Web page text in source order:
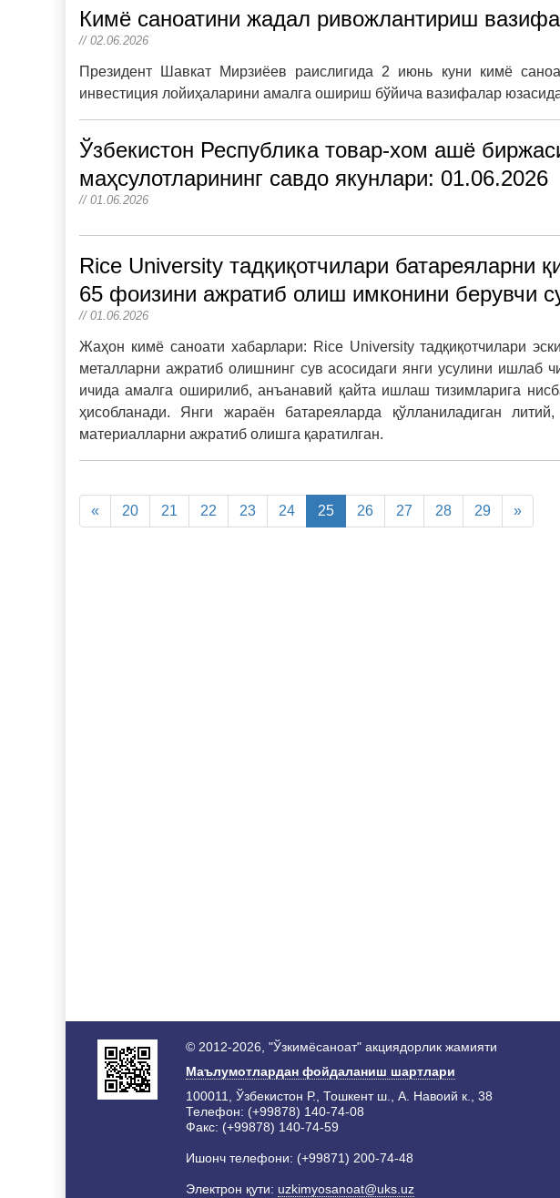
Кимё саноатини жадал ривожлантириш
// 02.06.2026
Президент Шавкат Мирзиёев раислигида 2 июнь куни кимё
инвестиция лойиҳаларини амалга ошириш бўйича вазифалар
Ўзбекистон Республика товар-хом ашё
маҳсулотларининг савдо якунлари: 01.06.2026
// 01.06.2026
Rice University тадқиқотчилари батареяларни
65 фоизини ажратиб олиш имконини берувчи
// 01.06.2026
Жаҳон кимё саноати хабарлари: Rice University тадқиқотчилари
металларни ажратиб олишнинг сув асосидаги янги усулини ишлаб
ичида амалга оширилиб, анъанавий қайта ишлаш тизимларига
ҳисобланади. Янги жараён батареяларда қўлланиладиган
материалларни ажратиб олишга қаратилган.
« 20 21 22 23 24 25 26 27 28 29 »
© 2012-2026, "Ўзкимёсаноат" акциядорлик жамияти
Маълумотлардан фойдаланиш шартлари
100011, Ўзбекистон Р., Тошкент ш., А. Навоий к., 38
Телефон: (+99878) 140-74-08
Факс: (+99878) 140-74-59
Ишонч телефони: (+99871) 200-74-48
Электрон қути: uzkimyosanoat@uks.uz